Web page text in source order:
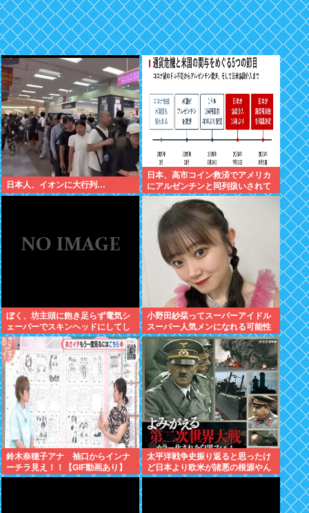
日本人、イオンに大行列…
日本、高市コイン救済でアメリカ
にアルゼンチンと同列扱いされて
いた
ぼく、坊主頭に飽き足らず電気シ
ェーバーでスキンヘッドにしてし
まう
小野田紗栞ってスーパーアイドル
スーパー人気メンになれる可能性
あったよな？
鈴木奈穂子アナ 袖口からインナ
ーチラ見え！！【GIF動画あり】
太平洋戦争史振り返ると思ったけ
ど日本より欧米が諸悪の根源やん